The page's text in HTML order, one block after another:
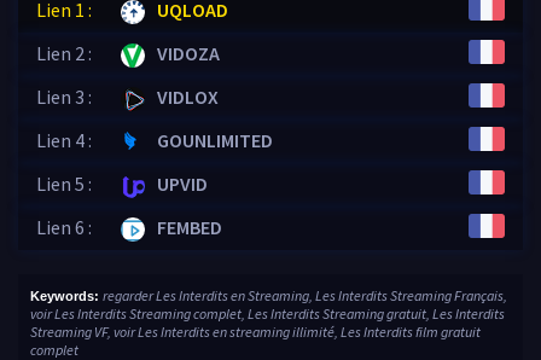
Lien 1 :
UQLOAD
Lien 2 :
VIDOZA
Lien 3 :
VIDLOX
Lien 4 :
GOUNLIMITED
Lien 5 :
UPVID
Lien 6 :
FEMBED
Keywords: regarder Les Interdits en Streaming, Les Interdits Streaming Français,
voir Les Interdits Streaming complet, Les Interdits Streaming gratuit, Les Interdits
Streaming VF, voir Les Interdits en streaming illimité, Les Interdits film gratuit
complet